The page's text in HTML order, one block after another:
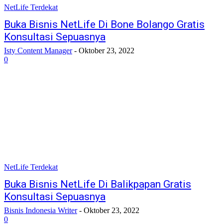
NetLife Terdekat
Buka Bisnis NetLife Di Bone Bolango Gratis
Konsultasi Sepuasnya
Isty Content Manager - Oktober 23, 2022
0
NetLife Terdekat
Buka Bisnis NetLife Di Balikpapan Gratis
Konsultasi Sepuasnya
Bisnis Indonesia Writer - Oktober 23, 2022
0